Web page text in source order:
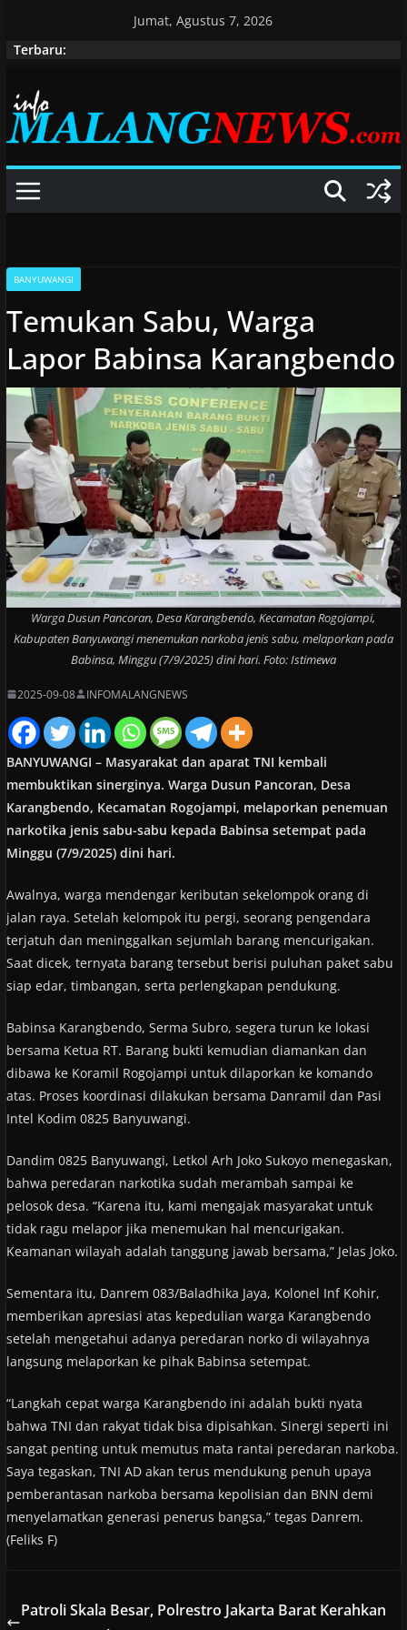
Jumat, Agustus 7, 2026
Terbaru:
BANYUWANGI
Temukan Sabu, Warga
Lapor Babinsa Karangbendo
Warga Dusun Pancoran, Desa Karangbendo, Kecamatan Rogojampi,
Kabupaten Banyuwangi menemukan narkoba jenis sabu, melaporkan pada
Babinsa, Minggu (7/9/2025) dini hari. Foto: Istimewa
2025-09-08 INFOMALANGNEWS
BANYUWANGI – Masyarakat dan aparat TNI kembali
membuktikan sinerginya. Warga Dusun Pancoran, Desa
Karangbendo, Kecamatan Rogojampi, melaporkan penemuan
narkotika jenis sabu-sabu kepada Babinsa setempat pada
Minggu (7/9/2025) dini hari.
Awalnya, warga mendengar keributan sekelompok orang di
jalan raya. Setelah kelompok itu pergi, seorang pengendara
terjatuh dan meninggalkan sejumlah barang mencurigakan.
Saat dicek, ternyata barang tersebut berisi puluhan paket sabu
siap edar, timbangan, serta perlengkapan pendukung.
Babinsa Karangbendo, Serma Subro, segera turun ke lokasi
bersama Ketua RT. Barang bukti kemudian diamankan dan
dibawa ke Koramil Rogojampi untuk dilaporkan ke komando
atas. Proses koordinasi dilakukan bersama Danramil dan Pasi
Intel Kodim 0825 Banyuwangi.
Dandim 0825 Banyuwangi, Letkol Arh Joko Sukoyo menegaskan,
bahwa peredaran narkotika sudah merambah sampai ke
pelosok desa. “Karena itu, kami mengajak masyarakat untuk
tidak ragu melapor jika menemukan hal mencurigakan.
Keamanan wilayah adalah tanggung jawab bersama,” Jelas Joko.
Sementara itu, Danrem 083/Baladhika Jaya, Kolonel Inf Kohir,
memberikan apresiasi atas kepedulian warga Karangbendo
setelah mengetahui adanya peredaran norko di wilayahnya
langsung melaporkan ke pihak Babinsa setempat.
“Langkah cepat warga Karangbendo ini adalah bukti nyata
bahwa TNI dan rakyat tidak bisa dipisahkan. Sinergi seperti ini
sangat penting untuk memutus mata rantai peredaran narkoba.
Saya tegaskan, TNI AD akan terus mendukung penuh upaya
pemberantasan narkoba bersama kepolisian dan BNN demi
menyelamatkan generasi penerus bangsa,” tegas Danrem.
(Feliks F)
Patroli Skala Besar, Polrestro Jakarta Barat Kerahkan